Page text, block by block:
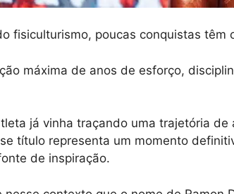
fisiculturismo, poucas conquistas têm
máxima de anos de esforço,
já vinha traçando uma trajetória
título representa um momento
de inspiração.